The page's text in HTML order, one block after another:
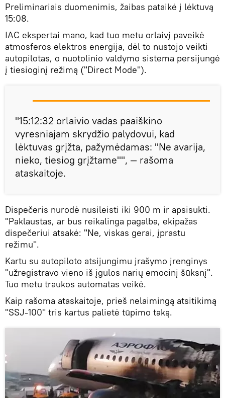
Preliminariais duomenimis, žaibas pataikė į lėktuvą
15:08.
IAC ekspertai mano, kad tuo metu orlaivį paveikė
atmosferos elektros energija, dėl to nustojo veikti
autopilotas, o nuotolinio valdymo sistema persijungė
į tiesioginį režimą ("Direct Mode").
"15:12:32 orlaivio vadas paaiškino
vyresniajam skrydžio palydovui, kad
lėktuvas grįžta, pažymėdamas: "Ne avarija,
nieko, tiesiog grįžtame"", — rašoma
ataskaitoje.
Dispečeris nurodė nusileisti iki 900 m ir apsisukti.
"Paklaustas, ar bus reikalinga pagalba, ekipažas
dispečeriui atsakė: "Ne, viskas gerai, įprastu
režimu".
Kartu su autopiloto atsijungimu įrašymo įrenginys
"užregistravo vieno iš įgulos narių emocinį šūksnį".
Tuo metu traukos automatas veikė.
Kaip rašoma ataskaitoje, prieš nelaimingą atsitikimą
"SSJ-100" tris kartus palietė tūpimo taką.